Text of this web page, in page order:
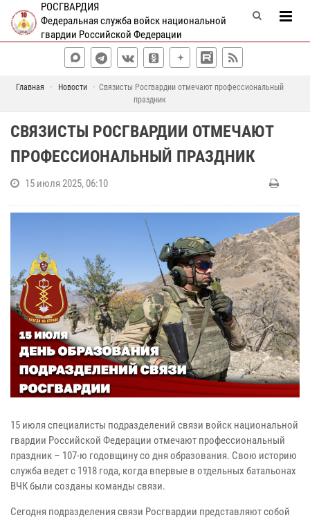
РОСГВАРДИЯ
Федеральная служба войск национальной
гвардии Российской Федерации
Главная Новости
Связисты Росгвардии отмечают профессиональный
праздник
СВЯЗИСТЫ РОСГВАРДИИ ОТМЕЧАЮТ
ПРОФЕССИОНАЛЬНЫЙ ПРАЗДНИК
15 июля 2025, 06:10
15 июля специалисты подразделений связи войск национальной
гвардии Российской Федерации отмечают профессиональный
праздник – 107-ю годовщину со дня образования. Свою историю
служба ведет с 1918 года, когда впервые в отдельных батальонах
ВЧК были созданы команды связи.
Сегодня подразделения связи Росгвардии представляют собой